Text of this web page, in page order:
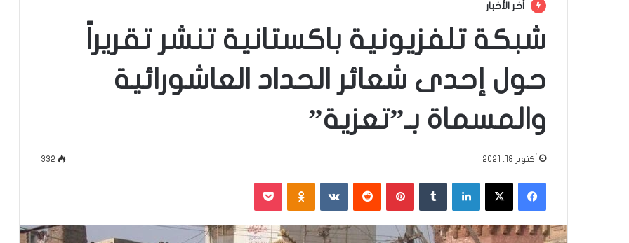
أخر الأخبار
شبكة تلفزيونية باكستانية تنشر تقريراً
حول إحدى شعائر الحداد العاشورائية
والمسماة بـ”تعزية”
أكتوبر 18, 2021 332
فيسبوك ‫X لينكدإن بينتيريست ‏VKontakte